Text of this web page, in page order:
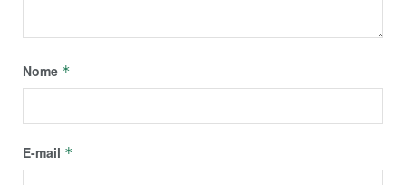
Nome *
E-mail *